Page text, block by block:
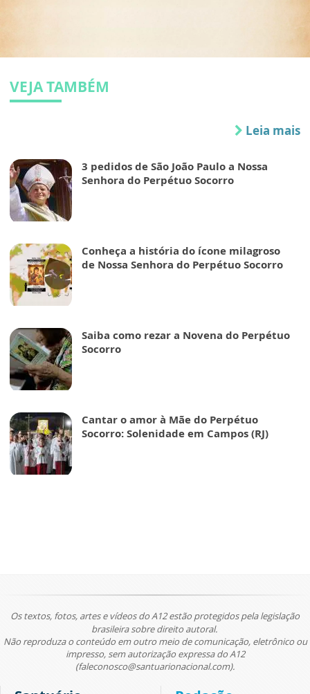
VEJA TAMBÉM
Leia mais
3 pedidos de São João Paulo a Nossa
Senhora do Perpétuo Socorro
Conheça a história do ícone milagroso
de Nossa Senhora do Perpétuo Socorro
Saiba como rezar a Novena do Perpétuo
Socorro
Cantar o amor à Mãe do Perpétuo
Socorro: Solenidade em Campos (RJ)
Os textos, fotos, artes e vídeos do A12 estão protegidos pela legislação
brasileira sobre direito autoral.
Não reproduza o conteúdo em outro meio de comunicação, eletrônico ou
impresso, sem autorização expressa do A12
(faleconosco@santuarionacional.com).